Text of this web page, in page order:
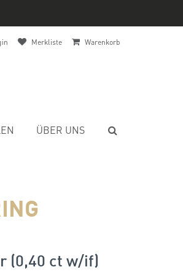
Merkliste Warenkorb
ÜBER UNS
(0,40 ct w/if)